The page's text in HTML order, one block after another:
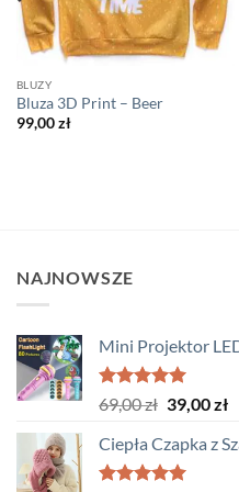
BLUZY
Bluza 3D Print – Beer
99,00zł
NAJNOWSZE
Mini Projektor
Oceniono
5.00
69,00zł Pierwotna
wynosiła:
69,00 zł.
39,00zł
Ciepła Czapka z